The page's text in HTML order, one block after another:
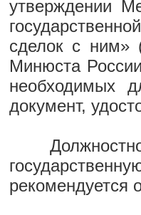
утверждении
сделок с ним»
Минюста
необходимых
документ,
рекомендуется